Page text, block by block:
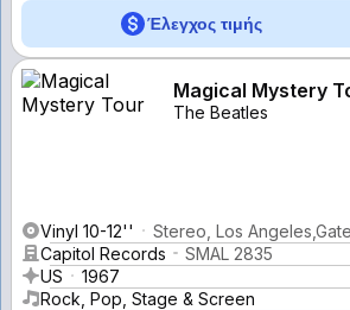
Έλεγχος τιμής
Magical Mystery
The Beatles
Vinyl 10-12''
Stereo, Los
Capitol Records
SMAL 2835
US
1967
Rock, Pop, Stage & Screen